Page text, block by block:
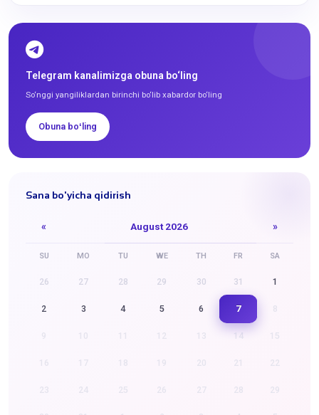
Telegram kanalimizga obuna bo‘ling
So‘nggi yangiliklardan birinchi bo‘lib xabardor bo‘ling
Obuna boʻling
Sana bo'yicha qidirish
« August 2026 »
SU MO TU WE TH FR SA
26 27 28 29 30 31 1
2 3 4 5 6 7
14 15
21 22
27 28 29